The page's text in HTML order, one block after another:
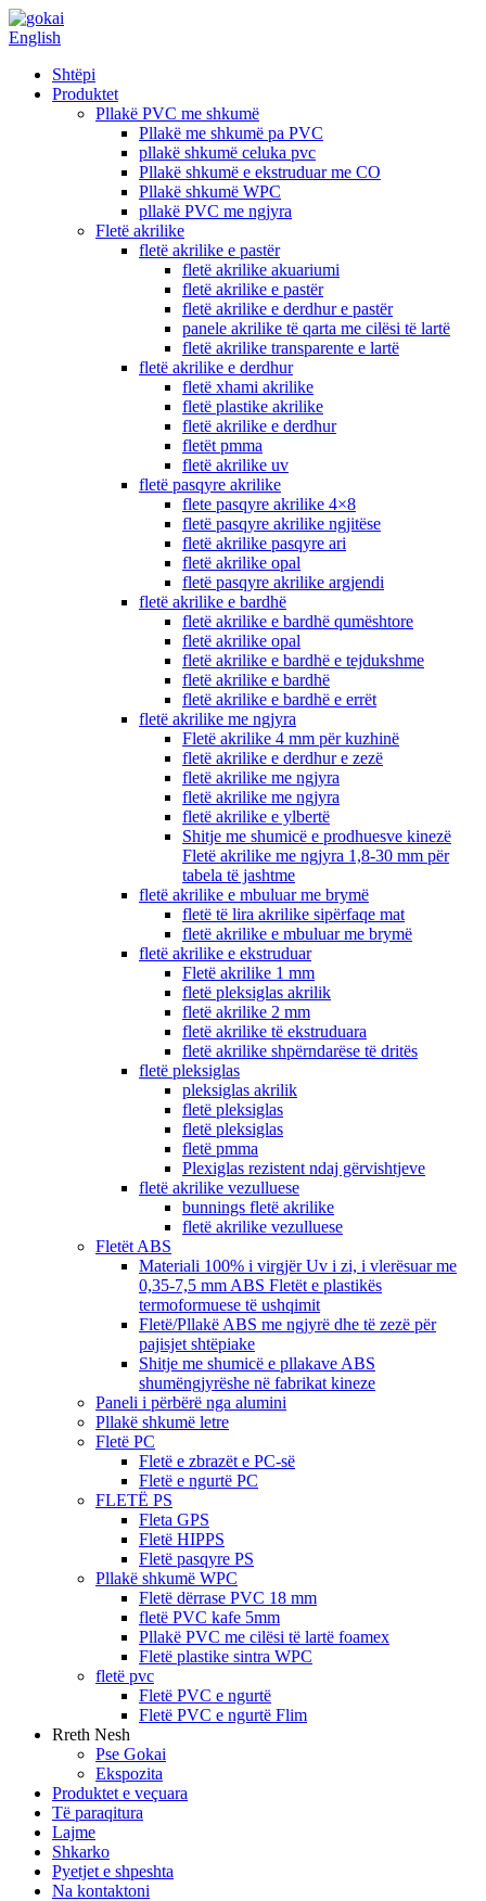
English
Shtëpi
Produktet
Pllakë PVC me shkumë
Pllakë me shkumë pa PVC
pllakë shkumë celuka pvc
Pllakë shkumë e ekstruduar me CO
Pllakë shkumë WPC
pllakë PVC me ngjyra
Fletë akrilike
fletë akrilike e pastër
fletë akrilike akuariumi
fletë akrilike e pastër
fletë akrilike e derdhur e pastër
panele akrilike të qarta me cilësi të lartë
fletë akrilike transparente e lartë
fletë akrilike e derdhur
fletë xhami akrilike
fletë plastike akrilike
fletë akrilike e derdhur
fletët pmma
fletë akrilike uv
fletë pasqyre akrilike
flete pasqyre akrilike 4×8
fletë pasqyre akrilike ngjitëse
fletë akrilike pasqyre ari
fletë akrilike opal
fletë pasqyre akrilike argjendi
fletë akrilike e bardhë
fletë akrilike e bardhë qumështore
fletë akrilike opal
fletë akrilike e bardhë e tejdukshme
fletë akrilike e bardhë
fletë akrilike e bardhë e errët
fletë akrilike me ngjyra
Fletë akrilike 4 mm për kuzhinë
fletë akrilike e derdhur e zezë
fletë akrilike me ngjyra
fletë akrilike me ngjyra
fletë akrilike e ylbertë
Shitje me shumicë e prodhuesve kinezë
Fletë akrilike me ngjyra 1,8-30 mm për
tabela të jashtme
fletë akrilike e mbuluar me brymë
fletë të lira akrilike sipërfaqe mat
fletë akrilike e mbuluar me brymë
fletë akrilike e ekstruduar
Fletë akrilike 1 mm
fletë pleksiglas akrilik
fletë akrilike 2 mm
fletë akrilike të ekstruduara
fletë akrilike shpërndarëse të dritës
fletë pleksiglas
pleksiglas akrilik
fletë pleksiglas
fletë pleksiglas
fletë pmma
Plexiglas rezistent ndaj gërvishtjeve
fletë akrilike vezulluese
bunnings fletë akrilike
fletë akrilike vezulluese
Fletët ABS
Materiali 100% i virgjër Uv i zi, i vlerësuar me
0,35-7,5 mm ABS Fletët e plastikës
termoformuese të ushqimit
Fletë/Pllakë ABS me ngjyrë dhe të zezë për
pajisjet shtëpiake
Shitje me shumicë e pllakave ABS
shumëngjyrëshe në fabrikat kineze
Paneli i përbërë nga alumini
Pllakë shkumë letre
Fletë PC
Fletë e zbrazët e PC-së
Fletë e ngurtë PC
FLETË PS
Fleta GPS
Fletë HIPPS
Fletë pasqyre PS
Pllakë shkumë WPC
Fletë dërrase PVC 18 mm
fletë PVC kafe 5mm
Pllakë PVC me cilësi të lartë foamex
Fletë plastike sintra WPC
fletë pvc
Fletë PVC e ngurtë
Fletë PVC e ngurtë Flim
Rreth Nesh
Pse Gokai
Ekspozita
Produktet e veçuara
Të paraqitura
Lajme
Shkarko
Pyetjet e shpeshta
Na kontaktoni